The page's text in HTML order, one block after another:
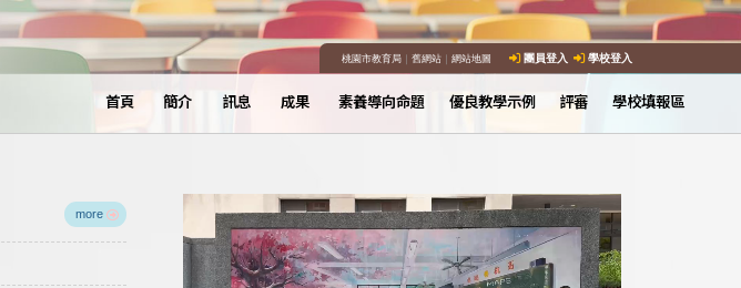
桃園市教育局｜ 舊網站｜ 網站地圖 團員登入 學校登入
首頁 簡介 訊息 成果 素養導向命題 優良教學示例 評審 學校填報區
more